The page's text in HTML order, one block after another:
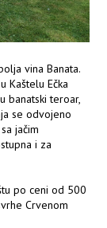
vina Banata.
Kaštelu Ečka
banatski teroar,
se odvojeno
jačim
i za
po ceni od 500
Crvenom